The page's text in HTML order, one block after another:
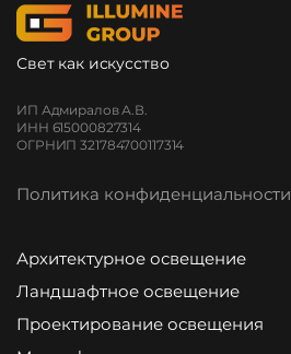
Свет как искусство
ИП Адмиралов А.В.
ИНН 615000827314
ОГРНИП 321784700117314
Политика конфиденциальности
Архитектурное освещение
Ландшафтное освещение
Проектирование освещения